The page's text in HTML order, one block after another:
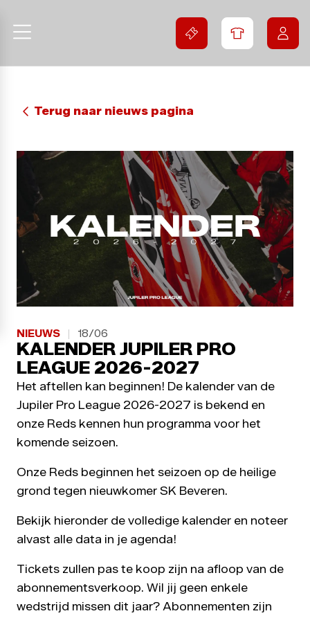
Terug naar nieuws pagina
NIEUWS 18/06
KALENDER JUPILER PRO
LEAGUE 2026-2027
Het aftellen kan beginnen! De kalender van de
Jupiler Pro League 2026-2027 is bekend en
onze Reds kennen hun programma voor het
komende seizoen.
Onze Reds beginnen het seizoen op de heilige
grond tegen nieuwkomer SK Beveren.
Bekijk hieronder de volledige kalender en noteer
alvast alle data in je agenda!
Tickets zullen pas te koop zijn na afloop van de
abonnementsverkoop. Wil jij geen enkele
wedstrijd missen dit jaar? Abonnementen zijn